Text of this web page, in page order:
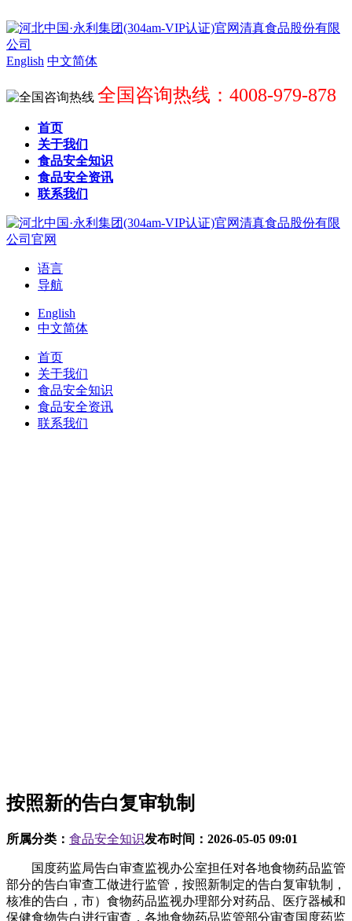
English 中文简体
全国咨询热线：4008-979-878
首页
关于我们
食品安全知识
食品安全资讯
联系我们
语言
导航
English
中文简体
首页
关于我们
食品安全知识
食品安全资讯
联系我们
按照新的告白复审轨制
所属分类： 食品安全知识发布时间： 2026-05-05 09:01
国度药监局告白审查监视办公室担任对各地食物药品监管
部分的告白审查工做进行监管，按照新制定的告白复审轨制，
核准的告白，市）食物药品监视办理部分对药品、医疗器械和
保健食物告白进行审查，各地食物药品监管部分审查国度药监